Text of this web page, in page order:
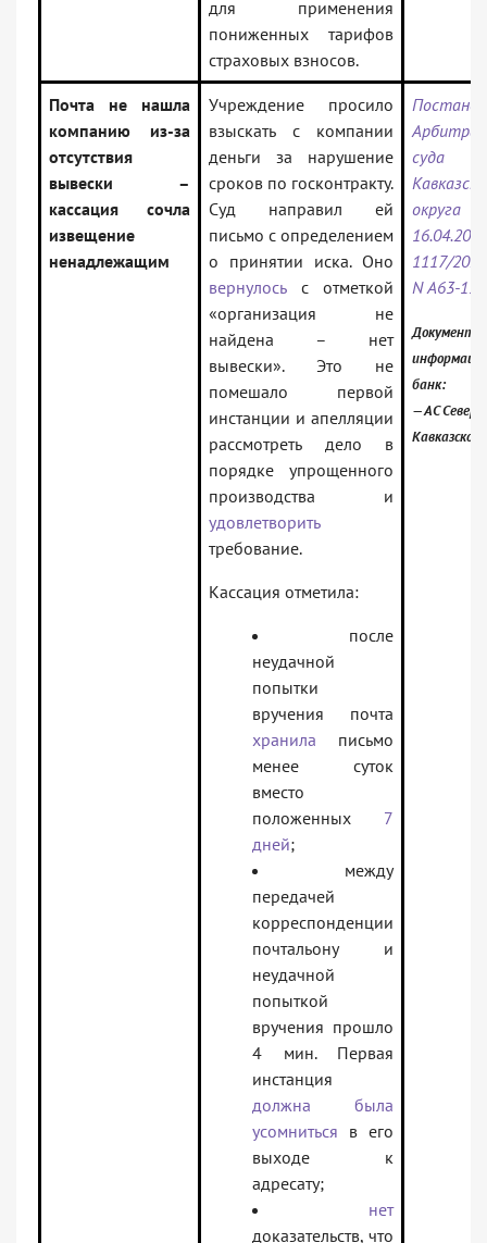
для применения
пониженных тарифов
страховых взносов.
Почта не нашла
компанию из-за
отсутствия
вывески –
кассация сочла
извещение
ненадлежащим
Учреждение просило
взыскать с компании
деньги за нарушение
сроков по госконтракту.
Суд направил ей
письмо с определением
о принятии иска. Оно
вернулосьс отметкой
«организация не
найдена – нет
вывески». Это не
помешало первой
инстанции и апелляции
рассмотреть дело в
порядке упрощенного
производства и
удовлетворить
требование.
Кассация отметила:
после
неудачной
попытки
вручения почта
хранила письмо
менее суток
вместо
положенных 7
дней;
между
передачей
корреспонденции
почтальону и
неудачной
попыткой
вручения прошло
4 мин. Первая
инстанция
должна была
усомниться в его
выходе к
адресату;
нет
доказательств, что
суда
1117/
N А63-
Документ
банк:
— АС Северо-